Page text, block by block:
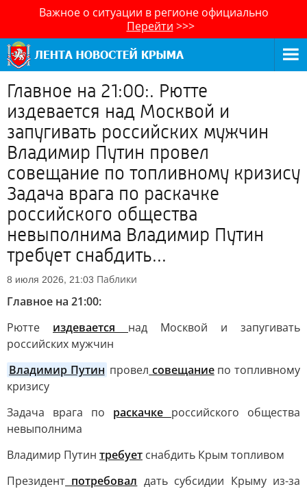
Важное о ситуации в регионе официально
Перейти >>>
Главное на 21:00:. Рютте
издевается над Москвой и
запугивать российских мужчин
Владимир Путин провел
совещание по топливному кризису
Задача врага по раскачке
российского общества
невыполнима Владимир Путин
требует снабдить...
8 июля 2026, 21:03 Паблики
Главное на 21:00:
Рютте издевается над Москвой и запугивать
российских мужчин
Владимир Путин провел совещаниепо топливному
кризису
Задача врага по раскачке российского общества
невыполнима
Владимир Путин требует снабдить Крым топливом
Президент потребовал дать субсидии Крыму из-за